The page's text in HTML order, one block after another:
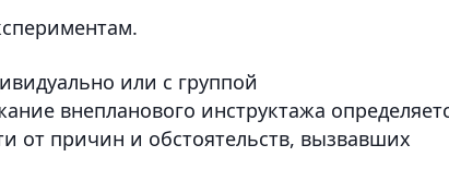
или с группой
внепланового инструктажа
от причин и обстоятельств, вызвавших